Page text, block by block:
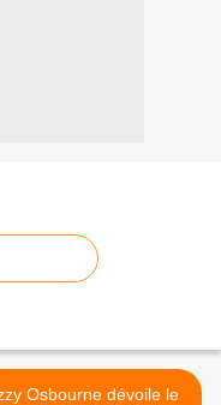
Osbourne dévoile le